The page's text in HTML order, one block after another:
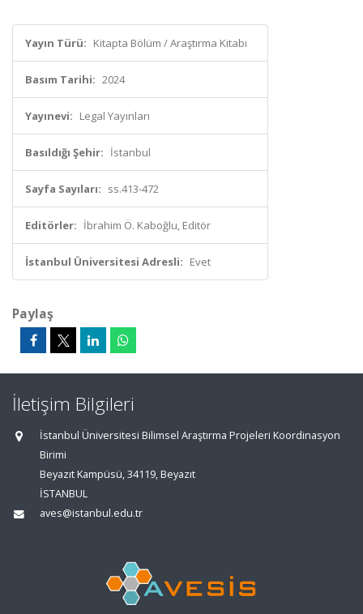
Yayın Türü: Kitapta Bölüm / Araştırma Kitabı
Basım Tarihi: 2024
Yayınevi: Legal Yayınları
Basıldığı Şehir: İstanbul
Sayfa Sayıları: ss.413-472
Editörler: İbrahim Ö. Kaboğlu, Editör
İstanbul Üniversitesi Adresli: Evet
Paylaş
İletişim Bilgileri
İstanbul Üniversitesi Bilimsel Araştırma Projeleri Koordinasyon
Birimi
Beyazıt Kampüsü, 34119, Beyazıt
İSTANBUL
aves@istanbul.edu.tr